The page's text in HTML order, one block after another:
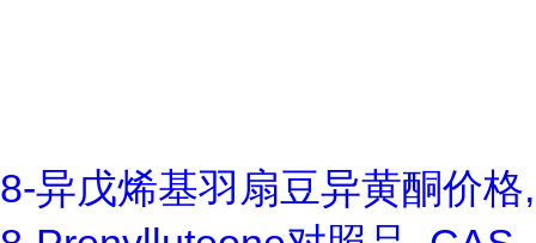
8-异戊烯基羽扇豆异黄酮价格,